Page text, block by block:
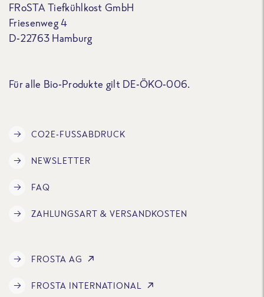
FRoSTA Tiefkühlkost GmbH
Friesenweg 4
D-22763 Hamburg
Für alle Bio-Produkte gilt DE-ÖKO-006.
CO2E-FUSSABDRUCK
NEWSLETTER
FAQ
ZAHLUNGSART & VERSANDKOSTEN
FROSTA AG
FROSTA INTERNATIONAL